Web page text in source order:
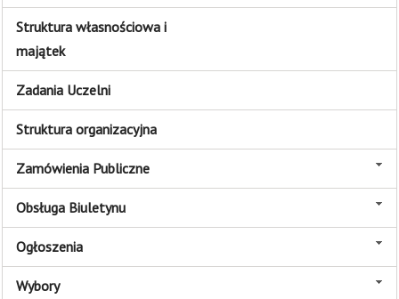
Struktura własnościowa i
majątek
Zadania Uczelni
Struktura organizacyjna
Zamówienia Publiczne
Obsługa Biuletynu
Ogłoszenia
Wybory